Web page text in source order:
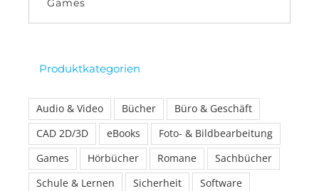
Games
Produktkategorien
Audio & Video Bücher
Büro & Geschäft
CAD 2D/3D
eBooks
Foto- & Bildbearbeitung
Games
Hörbücher Romane
Sachbücher
Schule & Lernen
Sicherheit
Software